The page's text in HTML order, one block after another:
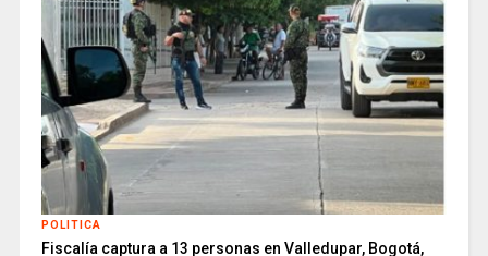
POLITICA
Fiscalía captura a 13 personas en Valledupar, Bogotá,